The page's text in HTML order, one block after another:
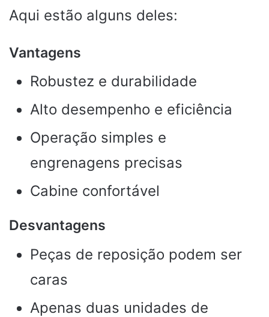
Aqui estão alguns deles:
Vantagens
Robustez e durabilidade
Alto desempenho e eficiência
Operação simples e
engrenagens precisas
Cabine confortável
Desvantagens
Peças de reposição podem ser
caras
Apenas duas unidades de